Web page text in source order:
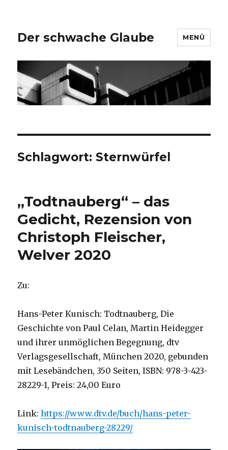
Der schwache Glaube MENÜ
Schlagwort: Sternwürfel
„Todtnauberg“ – das
Gedicht, Rezension von
Christoph Fleischer,
Welver 2020
Zu:
Hans-Peter Kunisch: Todtnauberg, Die
Geschichte von Paul Celan, Martin Heidegger
und ihrer unmöglichen Begegnung, dtv
Verlagsgesellschaft, München 2020, gebunden
mit Lesebändchen, 350 Seiten, ISBN: 978-3-423-
28229-1, Preis: 24,00 Euro
Link:https://www.dtv.de/buch/hans-peter-
kunisch-todtnauberg-28229/